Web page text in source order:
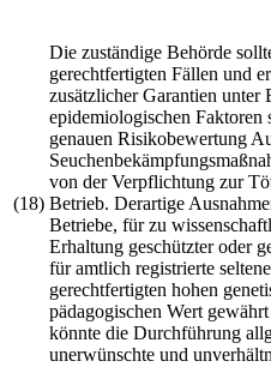
(18)
Die zuständige Behörde
gerechtfertigten Fällen und
zusätzlicher Garantien unter
epidemiologischen
genauen Risikobewertung
von der Verpflichtung zur
Betrieb. Derartige
Betriebe, für zu
Erhaltung geschützter oder
für amtlich registrierte
gerechtfertigten hohen
pädagogischen Wert
könnte die Durchführung
unerwünschte und